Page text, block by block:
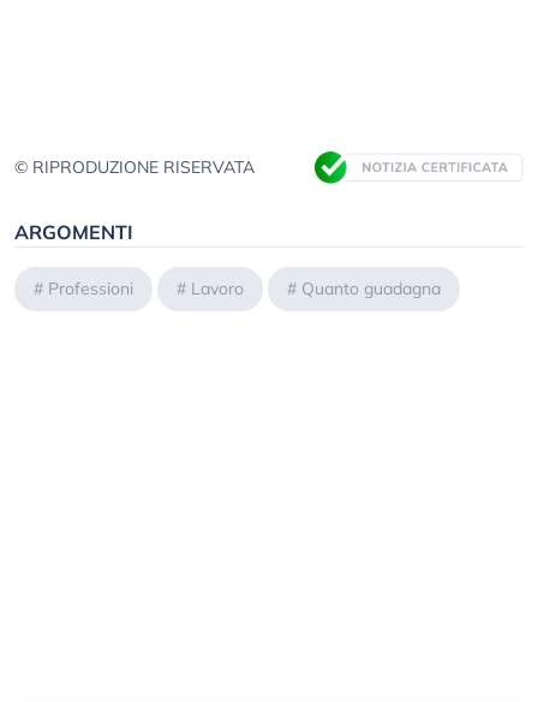
© RIPRODUZIONE RISERVATA
ARGOMENTI
# Professioni # Lavoro # Quanto guadagna